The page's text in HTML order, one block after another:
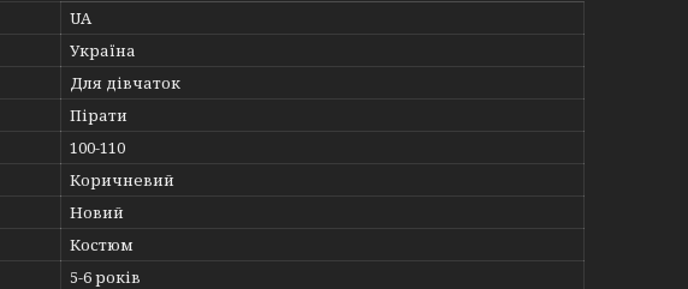
UA
Україна
Для дівчаток
Пірати
100-110
Коричневий
Новий
Костюм
5-6 років